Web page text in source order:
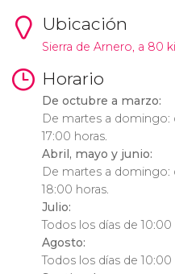
Ubicación
Sierra de Arnero, a 80
Horario
De octubre a marzo:
De martes a domingo:
17:00 horas.
Abril, mayo y junio:
De martes a domingo:
18:00 horas.
Julio:
Todos los días de 10:00
Agosto:
Todos los días de 10:00